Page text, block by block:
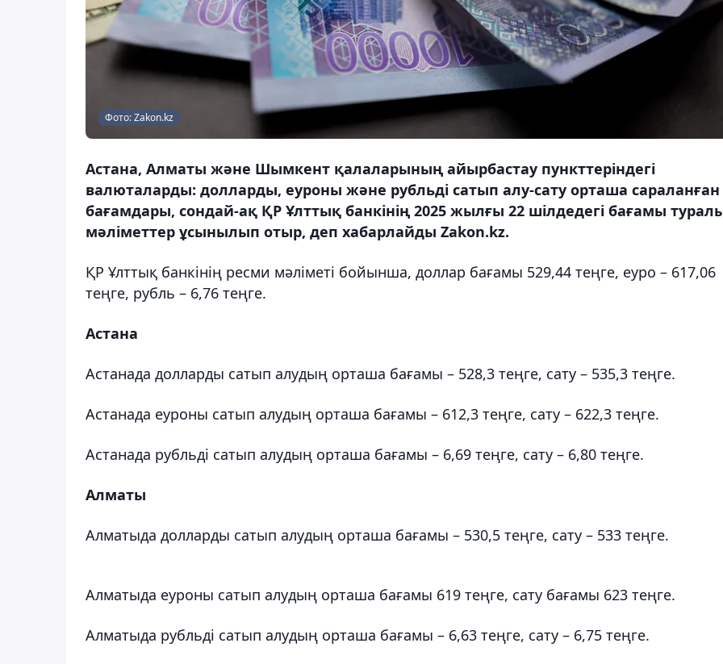
Фото: Zakon.kz
Астана, Алматы және Шымкент қалаларының айырбастау пункттеріндегі
валюталарды: долларды, еуроны және рубльді сатып алу-сату орташа сараланған
бағамдары, сондай-ақ ҚР Ұлттық банкінің 2025 жылғы 22 шілдедегі бағамы
мәліметтер ұсынылып отыр, деп хабарлайды Zakon.kz.
ҚР Ұлттық банкінің ресми мәліметі бойынша, доллар бағамы 529,44 теңге, еуро – 617,06
теңге, рубль – 6,76 теңге.
Астана
Астанада долларды сатып алудың орташа бағамы – 528,3 теңге, сату – 535,3 теңге.
Астанада еуроны сатып алудың орташа бағамы – 612,3 теңге, сату – 622,3 теңге.
Астанада рубльді сатып алудың орташа бағамы – 6,69 теңге, сату – 6,80 теңге.
Алматы
Алматыда долларды сатып алудың орташа бағамы – 530,5 теңге, сату – 533 теңге.
Алматыда еуроны сатып алудың орташа бағамы 619 теңге, сату бағамы 623 теңге.
Алматыда рубльді сатып алудың орташа бағамы – 6,63 теңге, сату – 6,75 теңге.